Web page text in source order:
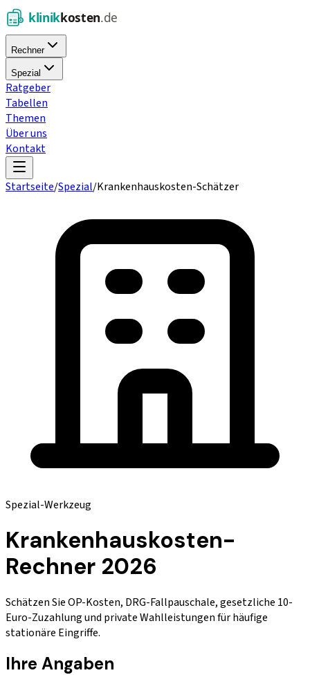
Rechner
Spezial
Ratgeber
Tabellen
Themen
Über uns
Kontakt
Startseite/Spezial/Krankenhauskosten-Schätzer
Spezial-Werkzeug
Krankenhauskosten-
Rechner 2026
Schätzen Sie OP-Kosten, DRG-Fallpauschale, gesetzliche 10-
Euro-Zuzahlung und private Wahlleistungen für häufige
stationäre Eingriffe.
Ihre Angaben